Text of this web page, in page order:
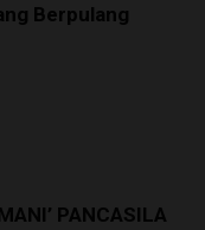
Berpulang
PANCASILA